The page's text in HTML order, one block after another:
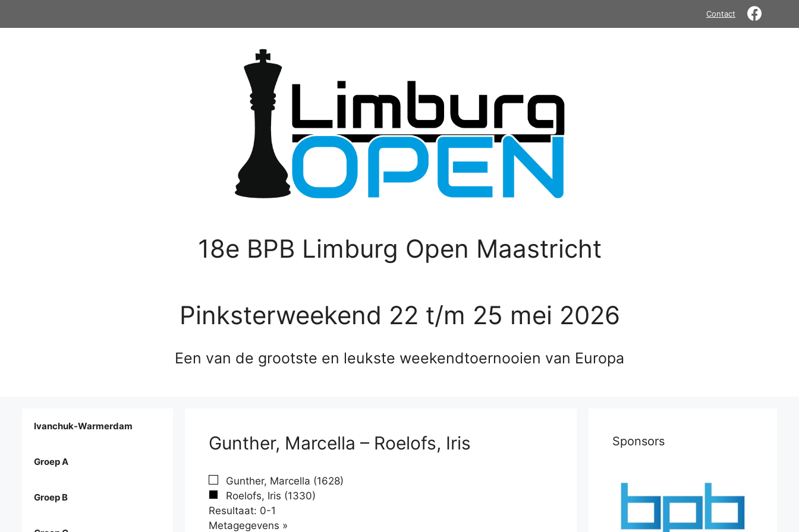
Contact
18e BPB Limburg Open Maastricht
Pinksterweekend 22 t/m 25 mei 2026
Een van de grootste en leukste weekendtoernooien van Europa
Gunther, Marcella – Roelofs, Iris
Gunther, Marcella (1628)
Roelofs, Iris (1330)
Resultaat: 0-1
Metagegevens »
Ivanchuk-Warmerdam
Groep A
Groep B
Sponsors